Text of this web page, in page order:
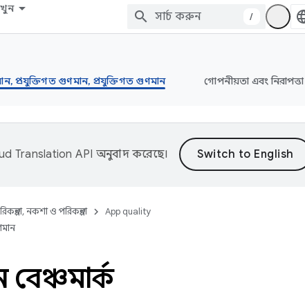
/
প্রযুক্তিগত গুণমান, প্রযুক্তিগত গুণমান গোপনীয়তা এবং নিরাপত্তা
Translation API অনুবাদ করেছে।
নকশা ও পরিকল্পনা
App quality
বেঞ্চমার্ক